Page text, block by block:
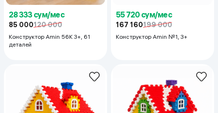
28 333 сум/мес
85 000120 000
Конструктор Amin 56K 3+, 61
деталей
55 720 сум/мес
167 160199 000
Конструктор Amin №1, 3+